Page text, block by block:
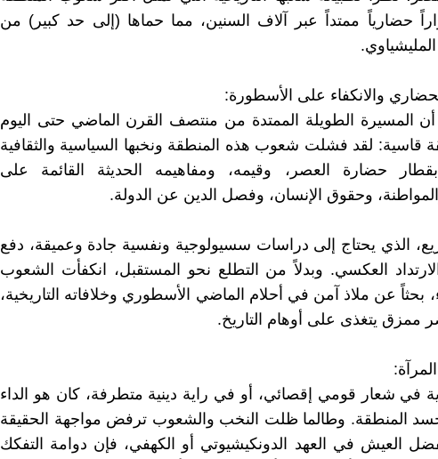
حضارياً ممتداً عبر آلاف السنين، مما حماها (إلى حد كبير) من
والانكفاء على الأسطورة:
أن المسيرة الطويلة الممتدة من منتصف القرن الماضي حتى اليوم
قاسية: لقد فشلت شعوب هذه المنطقة ونخبها السياسية والثقافية
حضارة العصر، وقيمه، ومفاهيمه الحديثة القائمة على
وحقوق الإنسان، وفصل الدين عن الدولة.
الذي يحتاج إلى دراسات سسيولوجية ونفسية جادة وعميقة، دفع
العكسي. وبدلاً من التطلع نحو المستقبل، انكفأت الشعوب
بحثاً عن ملاذ آمن في أحلام الماضي الأسطوري وخلافاته التاريخية،
ممزق يتغذى على أوهام التاريخ.
في شعار قومي إقصائي، أو في راية دينية متطرفة، كان هو الداء
المنطقة. وطالما ظلت النخب والشعوب ترفض مواجهة الحقيقة
العيش في العهد الدونكيشيوتي أو الكهفي، فإن دوامة التفكك